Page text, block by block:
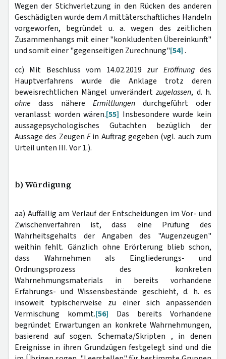
Wegen der Stichverletzung in den Rücken des anderen
Geschädigten wurde demAmittäterschaftliches Handeln
vorgeworfen, begründet u. a. wegen des zeitlichen
Zusammenhangs mit einer "konkludenten Übereinkunft"
und somit einer "gegenseitigen Zurechnung"[54].
cc) Mit Beschluss vom 14.02.2019 zur Eröffnungdes
Hauptverfahrens wurde die Anklage trotz deren
beweisrechtlichen Mängel unverändertzugelassen, d. h.
ohne dass nähere Ermittlungen durchgeführt oder
veranlasst worden wären.[55] Insbesondere wurde kein
aussagepsychologisches Gutachten bezüglich der
Aussage des Zeugen Fin Auftrag gegeben (vgl. auch zum
Urteil unten III. Vor 1.).
b) Würdigung
aa) Auffällig am Verlauf der Entscheidungen im Vor- und
Zwischenverfahren ist, dass eine Prüfung des
Wahrheitsgehalts der Angaben des "Augenzeugen"
weithin fehlt. Gänzlich ohne Erörterung blieb schon,
dass Wahrnehmen als Eingliederungs- und
Ordnungsprozess des konkreten
Wahrnehmungsmaterials in bereits vorhandene
Erfahrungs- und Wissensbestände geschieht, d. h. es
insoweit typischerweise zu einer sich anpassenden
Vermischung kommt.[56] Das bereits Vorhandene
begründet Erwartungen an konkrete Wahrnehmungen,
basierend auf sogen. Schemata/Skripten , in denen
Ereignisse in ihren Grundzügen festgelegt sind und die